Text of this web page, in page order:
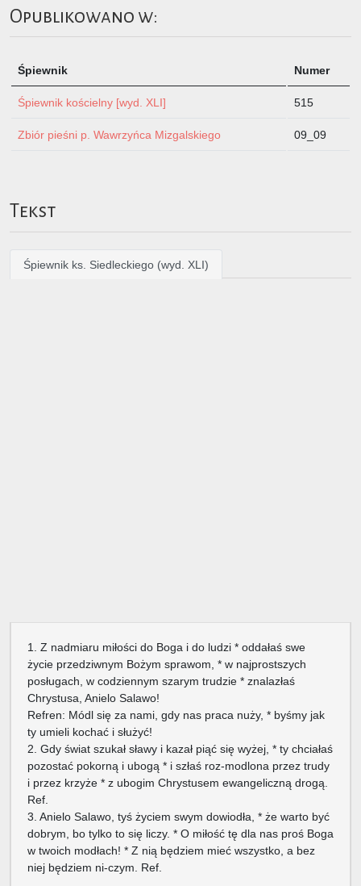
Opublikowano w:
Śpiewnik Numer
Śpiewnik kościelny [wyd. XLI] 515
Zbiór pieśni p. Wawrzyńca Mizgalskiego 09_09
Tekst
Śpiewnik ks. Siedleckiego (wyd. XLI)
1. Z nadmiaru miłości do Boga i do ludzi * oddałaś swe
życie przedziwnym Bożym sprawom, * w najprostszych
posługach, w codziennym szarym trudzie * znalazłaś
Chrystusa, Anielo Salawo!
Refren: Módl się za nami, gdy nas praca nuży, * byśmy jak
ty umieli kochać i służyć!
2. Gdy świat szukał sławy i kazał piąć się wyżej, * ty chciałaś
pozostać pokorną i ubogą * i szłaś roz-modlona przez trudy
i przez krzyże * z ubogim Chrystusem ewangeliczną drogą.
Ref.
3. Anielo Salawo, tyś życiem swym dowiodła, * że warto być
dobrym, bo tylko to się liczy. * O miłość tę dla nas proś Boga
w twoich modłach! * Z nią będziem mieć wszystko, a bez
niej będziem ni-czym. Ref.